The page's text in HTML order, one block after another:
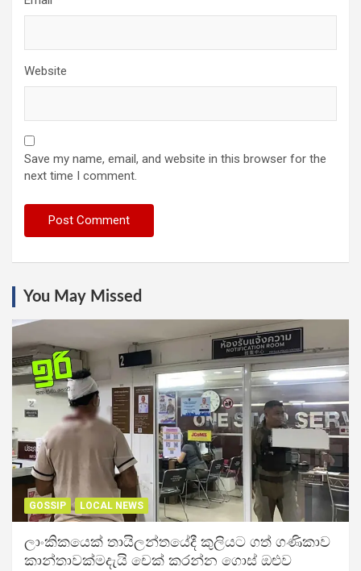
Website
Save my name, email, and website in this browser for the
next time I comment.
You May Missed
GOSSIP LOCAL NEWS
ලාංකිකයෙක් තායිලන්තයේදී කුලියට ගත් ගණිකාව
කාන්තාවක්මදැයි චෙක් කරන්න ගොස් ඔළුව